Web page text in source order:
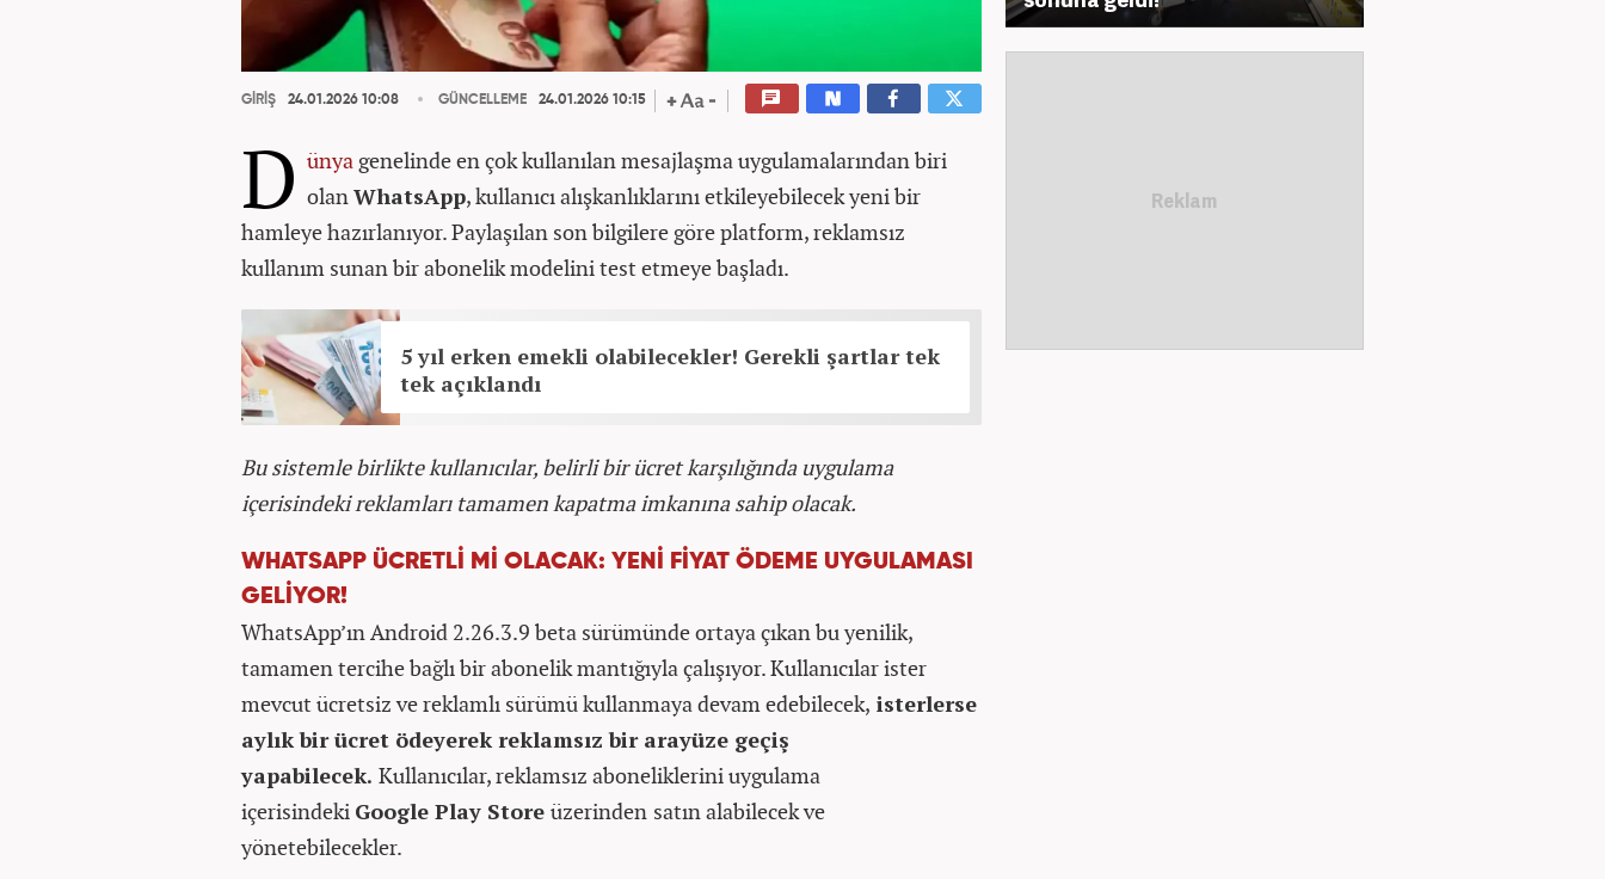
GİRİŞ 24.01.2026 10:08 GÜNCELLEME 24.01.2026 10:15
D ünya genelinde en çok kullanılan mesajlaşma uygulamalarından biri
olanWhatsApp, kullanıcı alışkanlıklarını etkileyebilecek yeni bir
hamleye hazırlanıyor. Paylaşılan son bilgilere göre platform, reklamsız
kullanım sunan bir abonelik modelini test etmeye başladı.
5 yıl erken emekli olabilecekler! Gerekli şartlar tek
tek açıklandı
Bu sistemle birlikte kullanıcılar, belirli bir ücret karşılığında uygulama
içerisindeki reklamları tamamen kapatma imkanına sahip olacak.
WHATSAPP ÜCRETLİ Mİ OLACAK: YENİ FİYAT ÖDEME UYGULAMASI
GELİYOR!
WhatsApp’ın Android 2.26.3.9 beta sürümünde ortaya çıkan bu yenilik,
tamamen tercihe bağlı bir abonelik mantığıyla çalışıyor. Kullanıcılar ister
mevcut ücretsiz ve reklamlı sürümü kullanmaya devam edebilecek, isterlerse
aylık bir ücret ödeyerek reklamsız bir arayüze geçiş
yapabilecek. Kullanıcılar, reklamsız aboneliklerini uygulama
içerisindeki Google Play Store üzerinden satın alabilecek ve
yönetebilecekler.